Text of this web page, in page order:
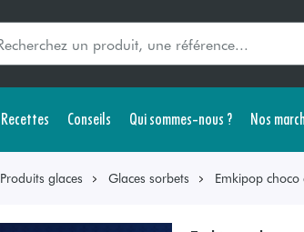
Recettes Conseils Qui sommes-nous ? Nos
Produits glaces Glaces sorbets Emkipop